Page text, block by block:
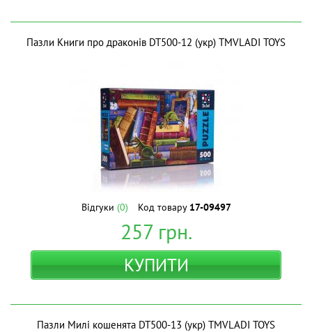
Пазли Книги про драконів DT500-12 (укр) ТМVLADI TOYS
Відгуки (0) Код товару 17-09497
257грн.
КУПИТИ
Пазли Милі кошенята DT500-13 (укр) ТМVLADI TOYS